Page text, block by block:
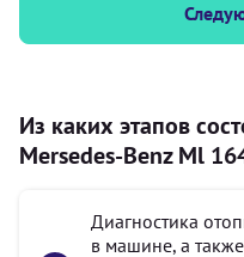
Из каких этапов
Mersedes-Benz Ml
Диагностика
в машине, а